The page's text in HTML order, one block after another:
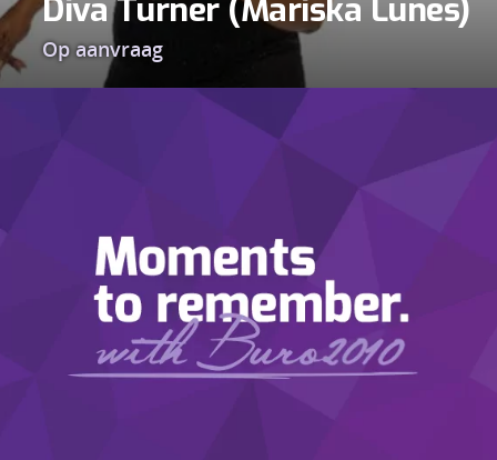
Diva Turner (Mariska Lunes)
Op aanvraag